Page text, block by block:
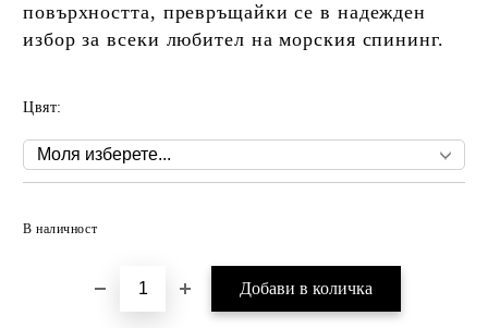
повърхността, превръщайки се в надежден
избор за всеки любител на морския спининг.
Цвят:
В наличност